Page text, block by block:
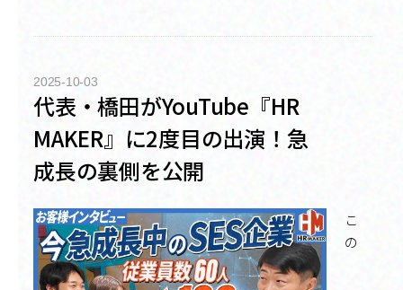
2025-10-03
代表・橋田がYouTube『HR
MAKER』に2度目の出演！急
成長の裏側を公開
こ
の